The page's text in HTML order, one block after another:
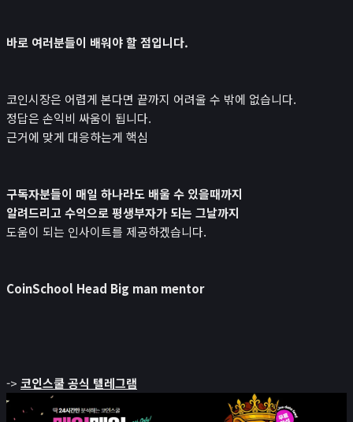
바로 여러분들이 배워야 할 점입니다.
코인시장은 어렵게 본다면 끝까지 어려울 수 밖에 없습니다.
정답은 손익비 싸움이 됩니다.
근거에 맞게 대응하는게 핵심
구독자분들이 매일 하나라도 배울 수 있을때까지
알려드리고 수익으로 평생부자가 되는 그날까지
도움이 되는 인사이트를 제공하겠습니다.
CoinSchool Head Big man mentor
-> 코인스쿨 공식 텔레그램